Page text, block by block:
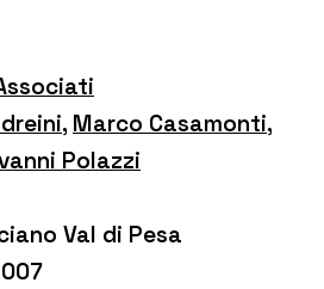
, Marco Casamonti,
Polazzi
Val di Pesa